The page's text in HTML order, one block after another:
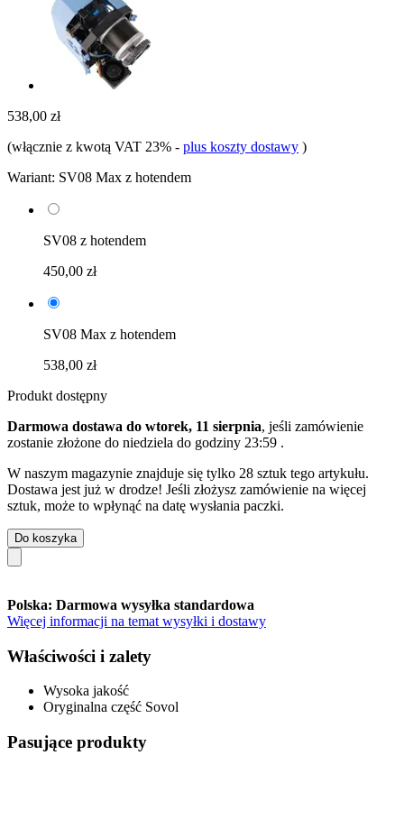
538,00 zł
(włącznie z kwotą VAT 23% - plus koszty dostawy )
Wariant: SV08 Max z hotendem
SV08 z hotendem
450,00 zł
SV08 Max z hotendem
538,00 zł
Produkt dostępny
Darmowa dostawa do wtorek, 11 sierpnia, jeśli zamówienie
zostanie złożone do niedziela do godziny 23:59 .
W naszym magazynie znajduje się tylko 28 sztuk tego artykułu.
Dostawa jest już w drodze! Jeśli złożysz zamówienie na więcej
sztuk, może to wpłynąć na datę wysłania paczki.
Do koszyka
Polska: Darmowa wysyłka standardowa
Więcej informacji na temat wysyłki i dostawy
Właściwości i zalety
Wysoka jakość
Oryginalna część Sovol
Pasujące produkty